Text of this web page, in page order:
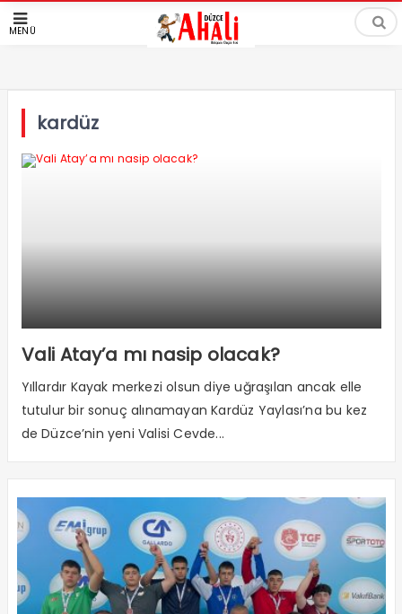
MENÜ
kardüz
Vali Atay’a mı nasip olacak?
Yıllardır Kayak merkezi olsun diye uğraşılan ancak elle
tutulur bir sonuç alınamayan Kardüz Yaylası’na bu kez
de Düzce’nin yeni Valisi Cevde...